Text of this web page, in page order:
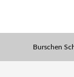
Burschen